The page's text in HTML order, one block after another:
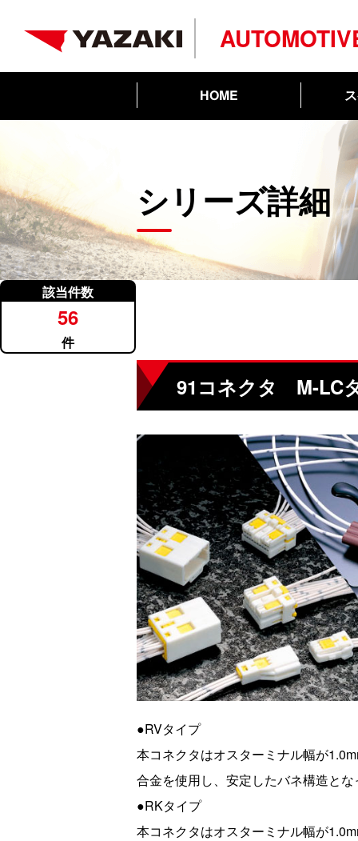
HOME
シリーズ詳細
該当件数
56
件
91コネクタ M-LC
●RVタイプ
本コネクタはオスターミナル幅が
合金を使用し、安定したバネ構造と
●RKタイプ
本コネクタはオスターミナル幅が